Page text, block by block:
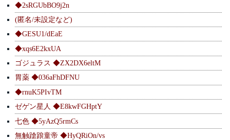
◆2sRGUbBO9j2n
(匿名/未設定など)
◆GESU1/dEaE
◆xqs6E2kxUA
ゴジュラス ◆ZX2DX6eltM
胃薬 ◆036aFhDFNU
◆rnuK5PIvTM
ゼゲン星人 ◆E8kwFGHptY
七色 ◆5yAzQ5rmCs
無触蹌踉童帝 ◆HyQRiOn/vs